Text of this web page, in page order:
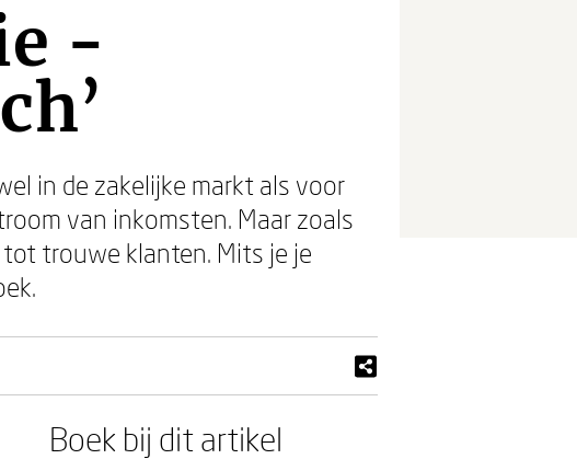
-
in de zakelijke markt als voor
van inkomsten. Maar zoals
tot trouwe klanten. Mits je je
Boek bij dit artikel